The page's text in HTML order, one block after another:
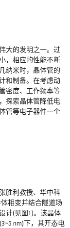
大的发明之一。过
，相应的性能不断
纳米时，晶体管的
和制备。在考虑动
密度、工作频率等
探索晶体管降低电
管等电子器件一个
胜利教授、华中科
相变并结合隧道场
计(见图1)。该晶体
nm)下，其开态电